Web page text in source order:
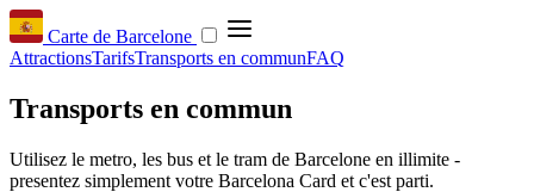
Carte de Barcelone
AttractionsTarifsTransports en communFAQ
Transports en commun
Utilisez le metro, les bus et le tram de Barcelone en illimite -
presentez simplement votre Barcelona Card et c'est parti.